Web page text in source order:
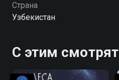
Страна
Узбекистан
С этим смотрят